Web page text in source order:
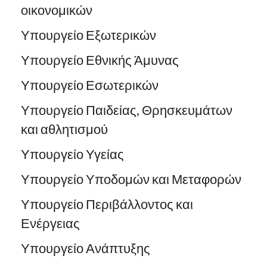
οικονομικών
Υπουργείο Εξωτερικών
Υπουργείο Εθνικής Άμυνας
Υπουργείο Εσωτερικών
Υπουργείο Παιδείας, Θρησκευμάτων
και αθλητισμού
Υπουργείο Υγείας
Υπουργείο Υποδομών και Μεταφορών
Υπουργείο Περιβάλλοντος και
Ενέργειας
Υπουργείο Ανάπτυξης